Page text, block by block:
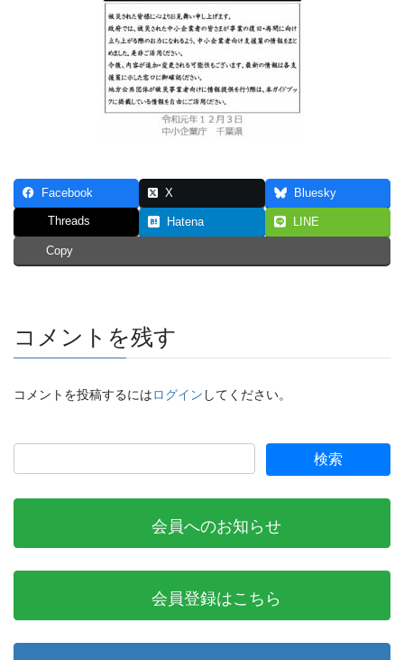
Facebook X Bluesky
Threads Hatena LINE
Copy
コメントを残す
コメントを投稿するにはログイン してください。
会員へのお知らせ
会員登録はこちら